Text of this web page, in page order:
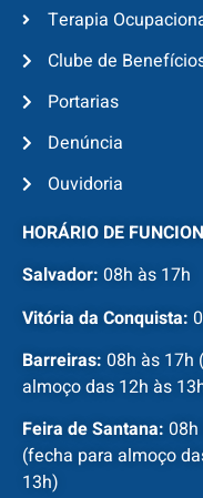
Terapia
Clube de
Portarias
Denúncia
Ouvidoria
HORÁRIO DE
Salvador: 08h às 17h
Vitória da Conquista:
Barreiras: 08h às 17h
almoço das 12h às
Feira de Santana:
(fecha para almoço
13h)